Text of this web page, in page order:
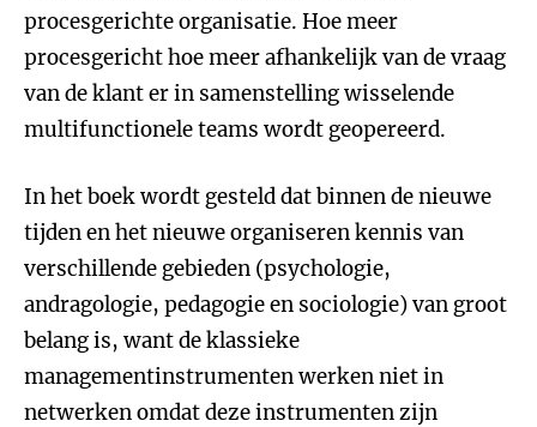
procesgerichte organisatie. Hoe meer
procesgericht hoe meer afhankelijk van de vraag
van de klant er in samenstelling wisselende
multifunctionele teams wordt geopereerd.
In het boek wordt gesteld dat binnen de nieuwe
tijden en het nieuwe organiseren kennis van
verschillende gebieden (psychologie,
andragologie, pedagogie en sociologie) van groot
belang is, want de klassieke
managementinstrumenten werken niet in
netwerken omdat deze instrumenten zijn